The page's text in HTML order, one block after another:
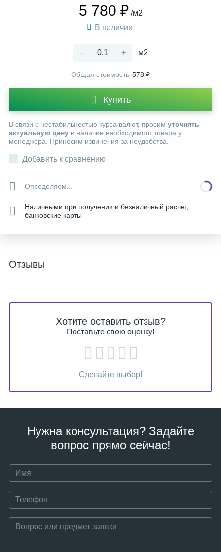
5 780 ₽ /м2
В наличии
- + м2
Общая стоимость 578 ₽
Купить
В связи с нестабильностью курса валют, просим уточнять
актуальную цену и наличие необходимого товара у
менеджера. Приносим извинения за неудобства.
Добавить к сравнению
Определяем...
Наличными при получении и безналичный расчет,
банковские карты
Отзывы
Хотите оставить отзыв?
Поставьте свою оценку!
Сделайте выбор!
Нужна консультация? Задайте
вопрос прямо сейчас!